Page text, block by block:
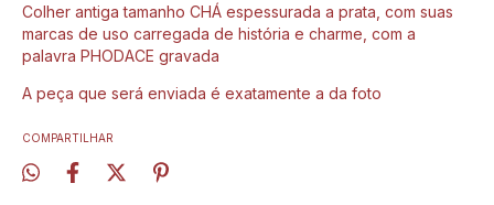
Colher antiga tamanho CHÁ espessurada a prata, com suas
marcas de uso carregada de história e charme, com a
palavra PHODACE gravada
A peça que será enviada é exatamente a da foto
COMPARTILHAR